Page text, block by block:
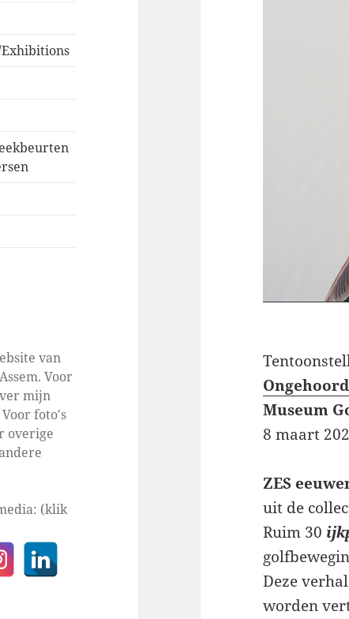
van
Voor
mijn
foto's
overige
(klik
Museum
8 maart
ZES
uit de
Ruim 30
Deze
worden